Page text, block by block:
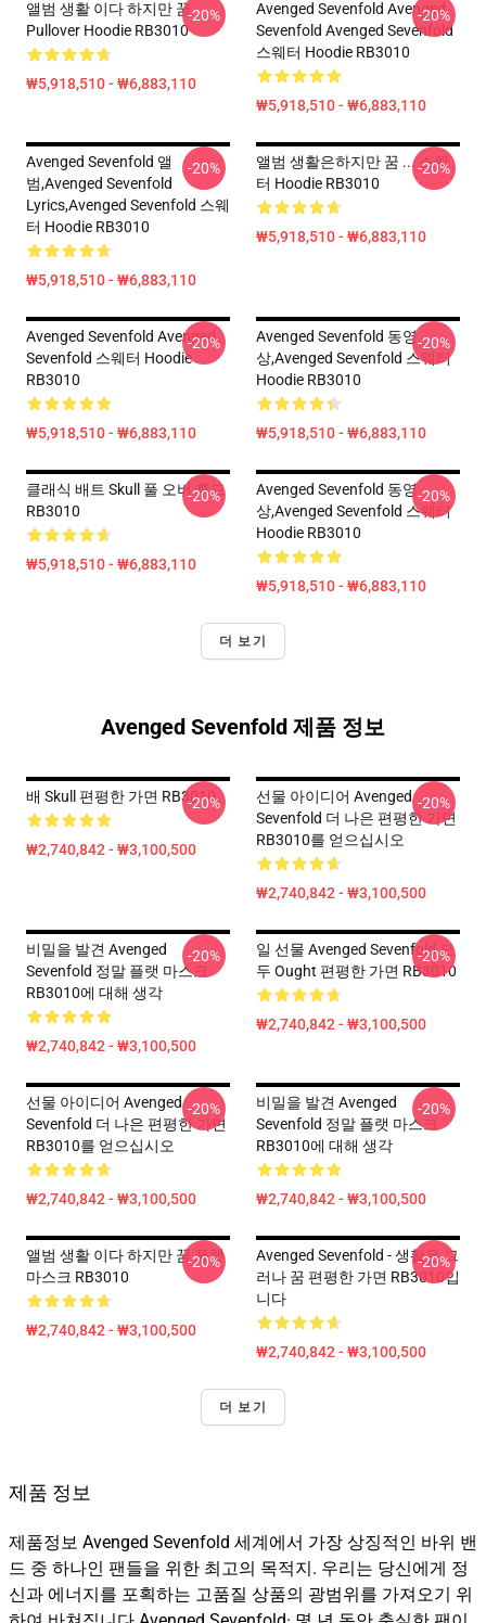
앨범 생활 이다 하지만 꿈
Pullover Hoodie RB3010
₩5,918,510 - ₩6,883,110
-20%
Avenged Sevenfold Avenged
Sevenfold Avenged Sevenfold
스웨터 Hoodie RB3010
₩5,918,510 - ₩6,883,110
-20%
Avenged Sevenfold 앨
범,avenged Sevenfold
Lyrics,avenged Sevenfold 스웨
터 Hoodie RB3010
₩5,918,510 - ₩6,883,110
-20%
앨범 생활은하지만 꿈 ... 스웨
터 Hoodie RB3010
₩5,918,510 - ₩6,883,110
-20%
Avenged Sevenfold Avenged
Sevenfold 스웨터 Hoodie
RB3010
₩5,918,510 - ₩6,883,110
-20%
Avenged Sevenfold 동영
상,avenged Sevenfold 스웨터
Hoodie RB3010
₩5,918,510 - ₩6,883,110
-20%
클래식 배트 Skull 풀 오버 후드
RB3010
₩5,918,510 - ₩6,883,110
-20%
Avenged Sevenfold 동영
상,avenged Sevenfold 스웨터
Hoodie RB3010
₩5,918,510 - ₩6,883,110
-20%
더 보기
Avenged Sevenfold 제품 정보
배 Skull 편평한 가면 RB3010
₩2,740,842 - ₩3,100,500
-20%
선물 아이디어 Avenged
Sevenfold 더 나은 편평한 가면
RB3010를 얻으십시오
₩2,740,842 - ₩3,100,500
-20%
비밀을 발견 Avenged
Sevenfold 정말 플랫 마스크
RB3010에 대해 생각
₩2,740,842 - ₩3,100,500
-20%
일 선물 Avenged Sevenfold 모
두 Ought 편평한 가면 RB3010
₩2,740,842 - ₩3,100,500
-20%
선물 아이디어 Avenged
Sevenfold 더 나은 편평한 가면
RB3010를 얻으십시오
₩2,740,842 - ₩3,100,500
-20%
비밀을 발견 Avenged
Sevenfold 정말 플랫 마스크
RB3010에 대해 생각
₩2,740,842 - ₩3,100,500
-20%
앨범 생활 이다 하지만 꿈 플랫
마스크 RB3010
₩2,740,842 - ₩3,100,500
-20%
Avenged Sevenfold - 생활은 그
러나 꿈 편평한 가면 RB3010입
니다
₩2,740,842 - ₩3,100,500
-20%
더 보기
제품 정보
제품정보 Avenged Sevenfold 세계에서 가장 상징적인 바위 밴
드 중 하나인 팬들을 위한 최고의 목적지. 우리는 당신에게 정
신과 에너지를 포획하는 고품질 상품의 광범위를 가져오기 위